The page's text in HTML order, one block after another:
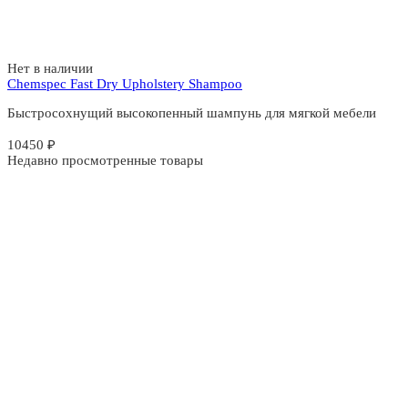
Нет в наличии
Chemspec Fast Dry Upholstery Shampoo
Быстросохнущий высокопенный шампунь для мягкой мебели
10450 ₽
Недавно просмотренные товары